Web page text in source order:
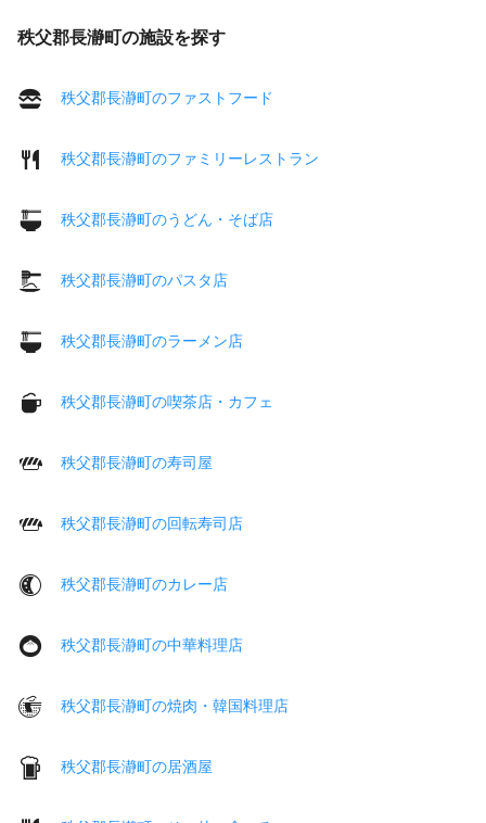
秩父郡長瀞町の施設を探す
秩父郡長瀞町のファストフード
秩父郡長瀞町のファミリーレストラン
秩父郡長瀞町のうどん・そば店
秩父郡長瀞町のパスタ店
秩父郡長瀞町のラーメン店
秩父郡長瀞町の喫茶店・カフェ
秩父郡長瀞町の寿司屋
秩父郡長瀞町の回転寿司店
秩父郡長瀞町のカレー店
秩父郡長瀞町の中華料理店
秩父郡長瀞町の焼肉・韓国料理店
秩父郡長瀞町の居酒屋